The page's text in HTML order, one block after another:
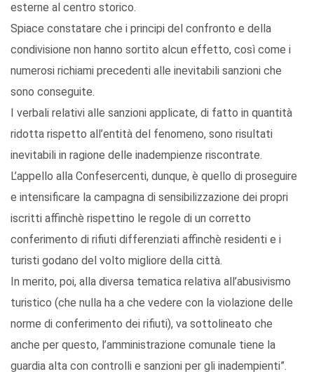
esterne al centro storico.
Spiace constatare che i principi del confronto e della
condivisione non hanno sortito alcun effetto, così come i
numerosi richiami precedenti alle inevitabili sanzioni che
sono conseguite.
I verbali relativi alle sanzioni applicate, di fatto in quantità
ridotta rispetto all’entità del fenomeno, sono risultati
inevitabili in ragione delle inadempienze riscontrate.
L’appello alla Confesercenti, dunque, è quello di proseguire
e intensificare la campagna di sensibilizzazione dei propri
iscritti affinchè rispettino le regole di un corretto
conferimento di rifiuti differenziati affinchè residenti e i
turisti godano del volto migliore della città.
In merito, poi, alla diversa tematica relativa all’abusivismo
turistico (che nulla ha a che vedere con la violazione delle
norme di conferimento dei rifiuti), va sottolineato che
anche per questo, l’amministrazione comunale tiene la
guardia alta con controlli e sanzioni per gli inadempienti”.